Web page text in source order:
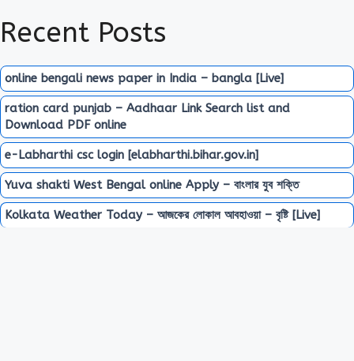
Recent Posts
online bengali news paper in India – bangla [Live]
ration card punjab – Aadhaar Link Search list and
Download PDF online
e-Labharthi csc login [elabharthi.bihar.gov.in]
Yuva shakti West Bengal online Apply – বাংলার যুব শক্তি
Kolkata Weather Today – আজকের লোকাল আবহাওয়া – বৃষ্টি [Live]